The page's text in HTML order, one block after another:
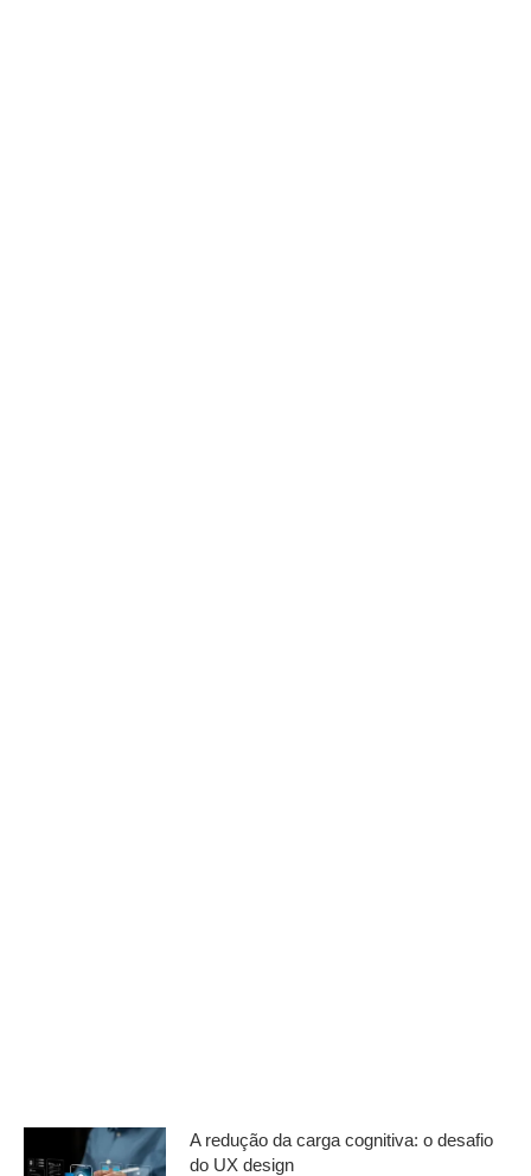
A redução da carga cognitiva: o desafio
do UX design